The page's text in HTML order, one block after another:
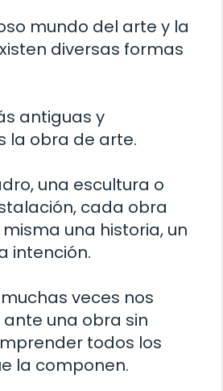
mundo del arte y la
diversas formas
antiguas y
la obra de arte.
una escultura o
cada obra
una historia, un
intención.
veces nos
una obra sin
todos los
la componen.